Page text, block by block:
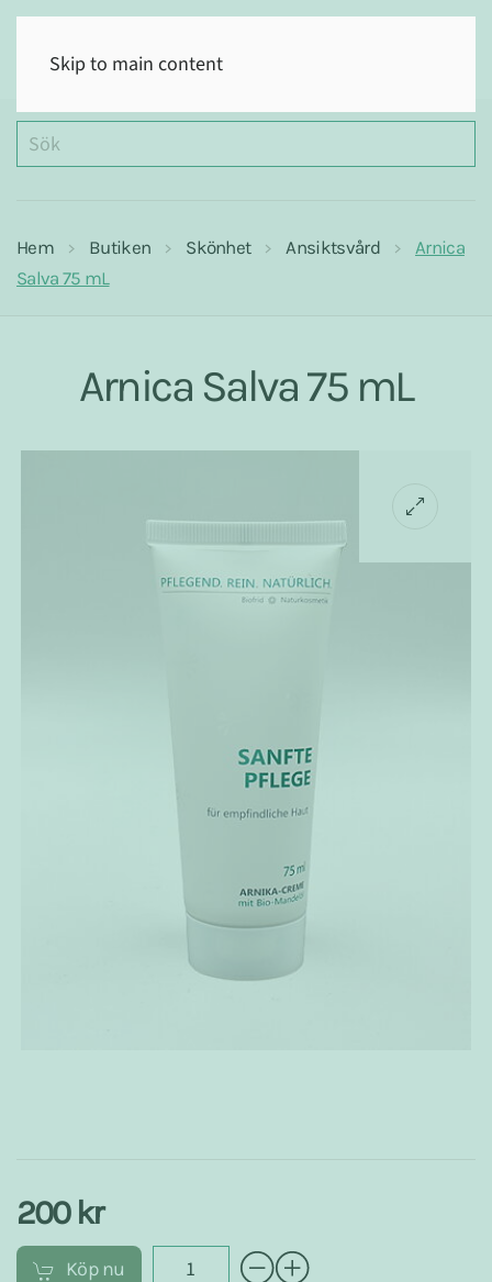
Skip to main content
Hem Butiken Skönhet Ansiktsvård
Arnica
Salva 75 mL
Arnica Salva 75 mL
200 kr
Köp nu